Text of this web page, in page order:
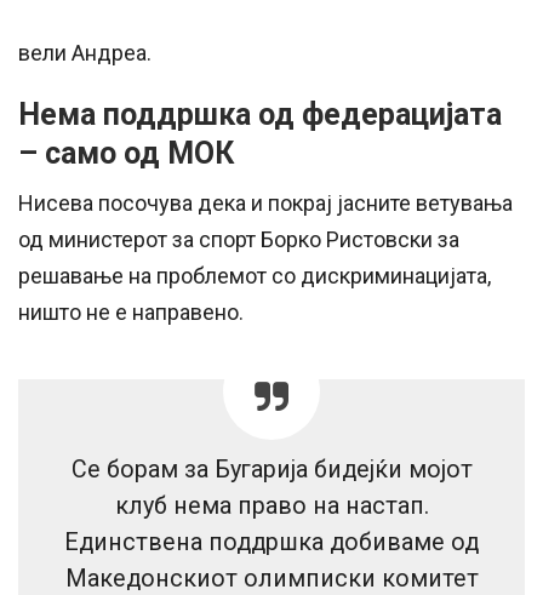
вели Андреа.
Нема поддршка од федерацијата
– само од МОК
Нисева посочува дека и покрај јасните ветувања
од министерот за спорт Борко Ристовски за
решавање на проблемот со дискриминацијата,
ништо не е направено.
Се борам за Бугарија бидејќи мојот
клуб нема право на настап.
Единствена поддршка добиваме од
Македонскиот олимписки комитет